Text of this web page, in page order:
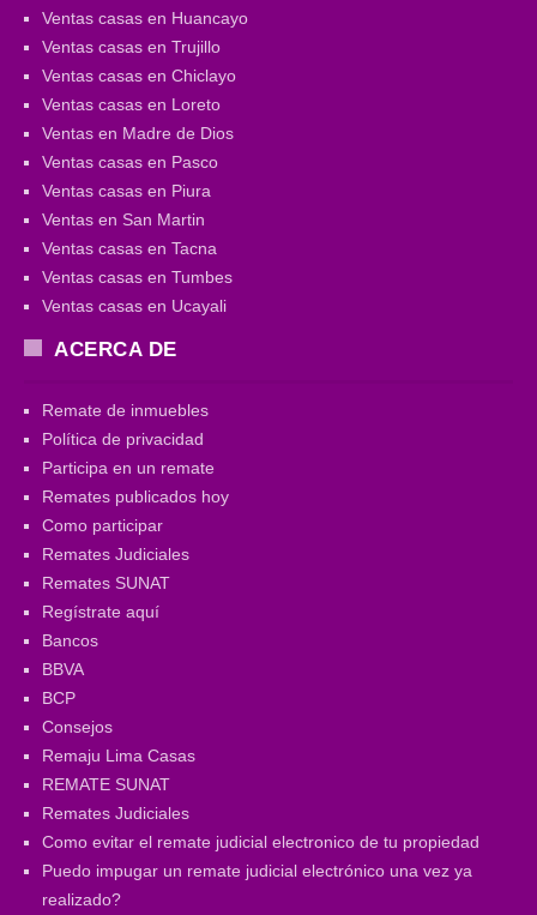
Ventas casas en Huancayo
Ventas casas en Trujillo
Ventas casas en Chiclayo
Ventas casas en Loreto
Ventas en Madre de Dios
Ventas casas en Pasco
Ventas casas en Piura
Ventas en San Martin
Ventas casas en Tacna
Ventas casas en Tumbes
Ventas casas en Ucayali
ACERCA DE
Remate de inmuebles
Política de privacidad
Participa en un remate
Remates publicados hoy
Como participar
Remates Judiciales
Remates SUNAT
Regístrate aquí
Bancos
BBVA
BCP
Consejos
Remaju Lima Casas
REMATE SUNAT
Remates Judiciales
Como evitar el remate judicial electronico de tu propiedad
Puedo impugar un remate judicial electrónico una vez ya
realizado?